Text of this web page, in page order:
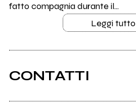
fatto compagnia durante il...
Leggi tutto
CONTATTI